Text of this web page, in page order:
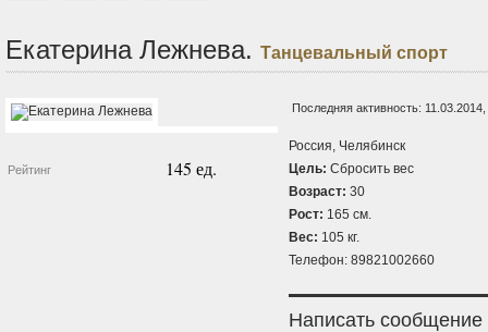
Екатерина Лежнева. Танцевальный спорт
Рейтинг 145 ед.
Последняя активность:
Россия, Челябинск
Цель: Сбросить вес
Возраст: 30
Рост: 165 см.
Вес: 105 кг.
Телефон: 89821002660
Написать сообщение